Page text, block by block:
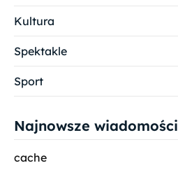
Kultura
Spektakle
Sport
Najnowsze wiadomości
cache